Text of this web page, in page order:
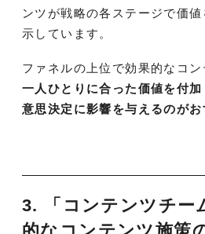
ンツが戦略の各ステージで価
示しています。
ファネルの上位で効果的なコン
一人ひとりに合った価値を付
意思決定に影響を与えるのがお
3. 「コンテンツチー